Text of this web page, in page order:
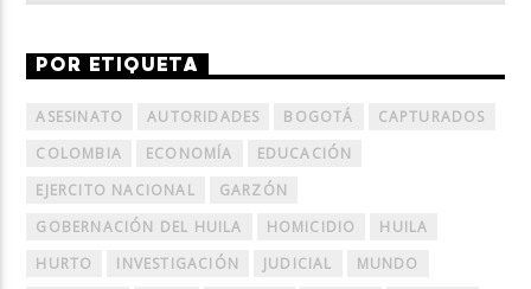
POR ETIQUETA
ASESINATO AUTORIDADES BOGOTÁ
CAPTURADOS
COLOMBIA
ECONOMÍA
EDUCACIÓN
EJERCITO NACIONAL
GARZÓN
GOBERNACIÓN DEL HUILA
HOMICIDIO
HUILA
HURTO
INVESTIGACIÓN JUDICIAL
MUNDO